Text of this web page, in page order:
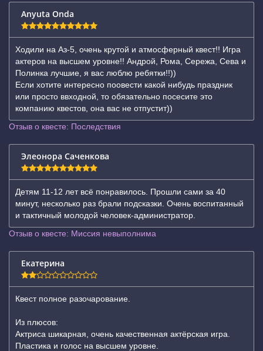
Anyuta Onda
Ходили на Аз-5, очень крутой и атмосферный квест!! Игра
актеров на высшем уровне!! Андрой, Рома, Сережа, Сева и
Полинка лучшие, я вас люблю ребятки!!))
Если хотите интересно поовести какой нибудь праздник
или просто ввходной, то обязательно посесите это
компанию квестов, она вас не отпустит))
Отзыв о квесте: Последствия
Элеонора Саченкова
Детям 11-12 лет всё понравилось. Прошли сами за 40
минут, несколько раз брали подсказки. Очень воспитанный
и тактичный молодой человек-администратор.
Отзыв о квесте: Миссия невыполнима
Екатерина
Квест полное разочарование.
Из плюсов:
Актриса шикарная, очень качественная актёрская игра.
Пластика и голос на высшем уровне.